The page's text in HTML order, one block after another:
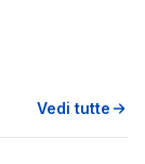
Vedi tutte